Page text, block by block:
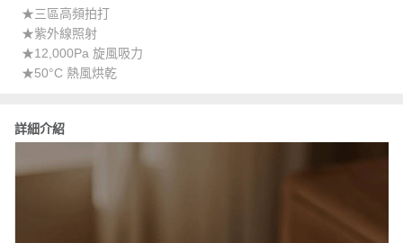
★三區高頻拍打
★紫外線照射
★12,000Pa 旋風吸力
★50°C 熱風烘乾
詳細介紹